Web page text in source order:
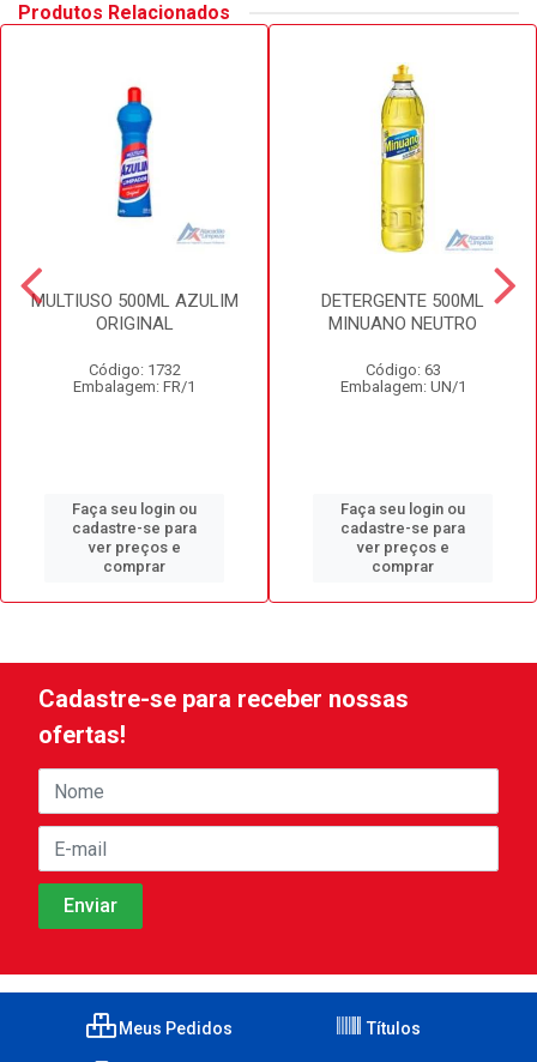
Produtos Relacionados
MULTIUSO 500ML AZULIM
ORIGINAL
Código: 1732
Embalagem: FR/1
Faça seu login ou
cadastre-se para
ver preços e
comprar
DETERGENTE 500ML
MINUANO NEUTRO
Código: 63
Embalagem: UN/1
Faça seu login ou
cadastre-se para
ver preços e
comprar
Cadastre-se para receber nossas
ofertas!
Meus Pedidos Títulos